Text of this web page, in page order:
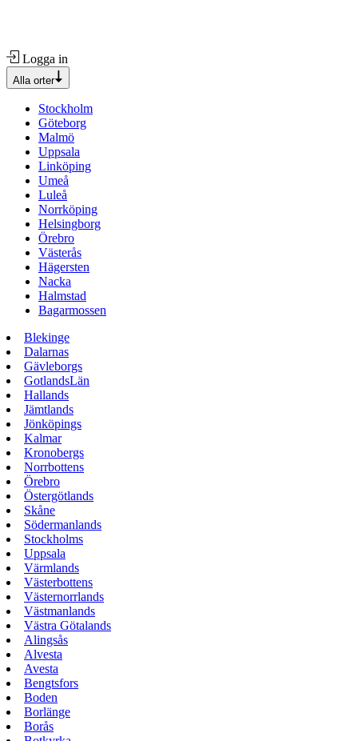
Logga in
Alla orter
Stockholm
Göteborg
Malmö
Uppsala
Linköping
Umeå
Luleå
Norrköping
Helsingborg
Örebro
Västerås
Hägersten
Nacka
Halmstad
Bagarmossen
Blekinge
Dalarnas
Gävleborgs
GotlandsLän
Hallands
Jämtlands
Jönköpings
Kalmar
Kronobergs
Norrbottens
Örebro
Östergötlands
Skåne
Södermanlands
Stockholms
Uppsala
Värmlands
Västerbottens
Västernorrlands
Västmanlands
Västra Götalands
Alingsås
Alvesta
Avesta
Bengtsfors
Boden
Borlänge
Borås